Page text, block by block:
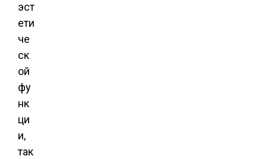
эст
ети
че
ск
ой
фу
нк
ци
и,
так